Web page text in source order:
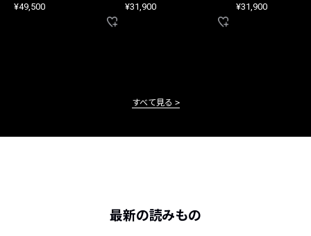
¥49,500 ¥31,900 ¥31,900
すべて見る
最新の読みもの